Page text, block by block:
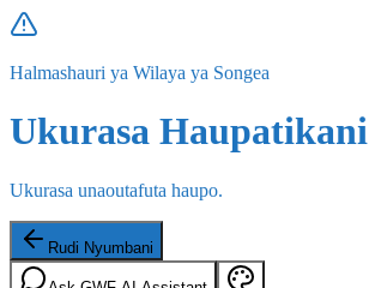
Halmashauri ya Wilaya ya Songea
Ukurasa Haupatikani
Ukurasa unaoutafuta haupo.
Rudi Nyumbani